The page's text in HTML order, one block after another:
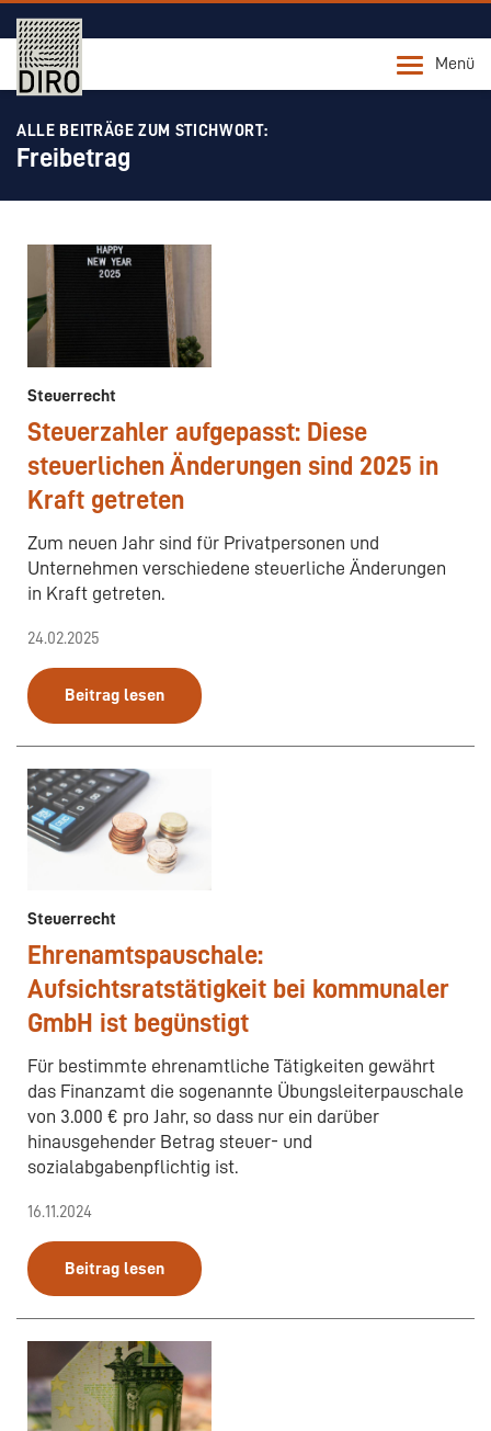
Menü
ALLE BEITRÄGE ZUM STICHWORT:
Freibetrag
Steuerrecht
Steuerzahler aufgepasst: Diese
steuerlichen Änderungen sind 2025 in
Kraft getreten
Zum neuen Jahr sind für Privatpersonen und
Unternehmen verschiedene steuerliche Änderungen
in Kraft getreten.
24.02.2025
Beitrag lesen
Steuerrecht
Ehrenamtspauschale:
Aufsichtsratstätigkeit bei kommunaler
GmbH ist begünstigt
Für bestimmte ehrenamtliche Tätigkeiten gewährt
das Finanzamt die sogenannte Übungsleiterpauschale
von 3.000 € pro Jahr, so dass nur ein darüber
hinausgehender Betrag steuer- und
sozialabgabenpflichtig ist.
16.11.2024
Beitrag lesen